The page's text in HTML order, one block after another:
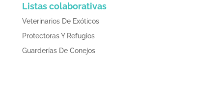
Listas colaborativas
Veterinarios De Exóticos
Protectoras Y Refugios
Guarderías De Conejos